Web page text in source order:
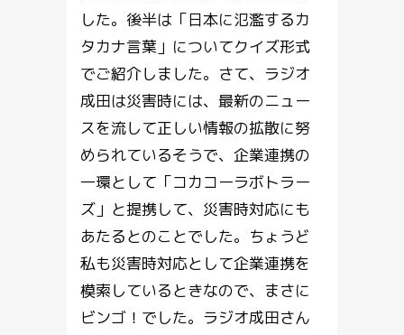
した。後半は「日本に氾濫するカ
タカナ言葉」についてクイズ形式
でご紹介しました。さて、ラジオ
成田は災害時には、最新のニュー
スを流して正しい情報の拡散に努
められているそうで、企業連携の
一環として「コカコーラボトラー
ズ」と提携して、災害時対応にも
あたるとのことでした。ちょうど
私も災害時対応として企業連携を
模索しているときなので、まさに
ビンゴ！でした。ラジオ成田さん